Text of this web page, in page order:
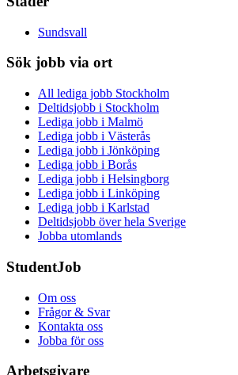
Sundsvall
Sök jobb via ort
All lediga jobb Stockholm
Deltidsjobb i Stockholm
Lediga jobb i Malmö
Lediga jobb i Västerås
Lediga jobb i Jönköping
Lediga jobb i Borås
Lediga jobb i Helsingborg
Lediga jobb i Linköping
Lediga jobb i Karlstad
Deltidsjobb över hela Sverige
Jobba utomlands
StudentJob
Om oss
Frågor & Svar
Kontakta oss
Jobba för oss
Arbetsgivare